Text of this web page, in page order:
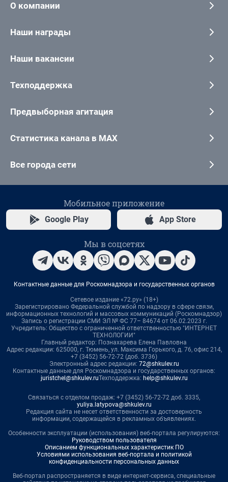
О компании
Наши награды
Наши вакансии
Техподдержка
Предвыборная агитация
Статистика канала в MAX
Все города сети
Мобильное приложение
Google Play App Store
Мы в соцсетях
Контактные данные для Роскомнадзора и государственных органов
Сетевое издание «72.ру» (18+)
Зарегистрировано Федеральной службой по надзору в сфере связи,
информационных технологий и массовых коммуникаций (Роскомнадзор)
Запись о регистрации СМИ ЭЛ № ФС 77– 84674 от 06.02.2023 г.
Учредитель: Общество с ограниченной ответственностью "ИНТЕРНЕТ
ТЕХНОЛОГИИ"
Главный редактор: Познахарева Елена Павловна
Адрес редакции: 625000, г. Тюмень, ул. Максима Горького, д. 76, офис 214,
+7 (3452) 56-72-72 (доб. 3736)
Электронный адрес редакции: 72@shkulev.ru
Контактные данные для Роскомнадзора и государственных органов:
juristchel@shkulev.ruТехподдержка: help@shkulev.ru
Связаться с отделом продаж: +7 (3452) 56-72-72 доб. 3335,
yuliya.latypova@shkulev.ru
Редакция сайта не несет ответственности за достоверность
информации, содержащейся в рекламных объявлениях.
Особенности эксплуатации (использования) веб-портала регулируются:
Руководством пользователя
Описанием функциональных характеристик ПО
Условиями использования веб-портала и политикой
конфиденциальности персональных данных
Веб-портал распространяется в виде интернет-сервиса, специальные